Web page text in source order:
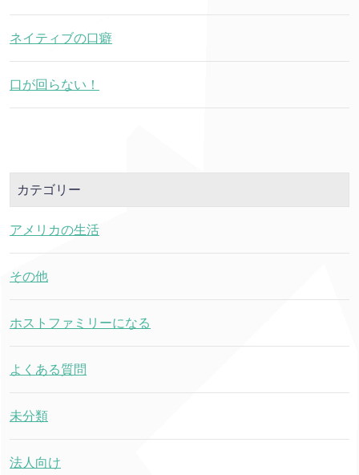
ネイティブの口癖
口が回らない！
カテゴリー
アメリカの生活
その他
ホストファミリーになる
よくある質問
未分類
法人向け